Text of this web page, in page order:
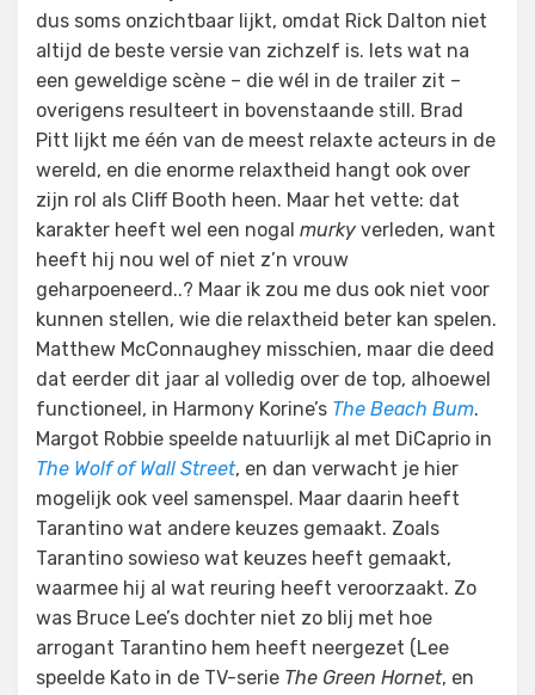
dus soms onzichtbaar lijkt, omdat Rick Dalton niet
altijd de beste versie van zichzelf is. Iets wat na
een geweldige scène – die wél in de trailer zit –
overigens resulteert in bovenstaande still. Brad
Pitt lijkt me één van de meest relaxte acteurs in de
wereld, en die enorme relaxtheid hangt ook over
zijn rol als Cliff Booth heen. Maar het vette: dat
karakter heeft wel een nogal murky verleden, want
heeft hij nou wel of niet z’n vrouw
geharpoeneerd..? Maar ik zou me dus ook niet voor
kunnen stellen, wie die relaxtheid beter kan spelen.
Matthew McConnaughey misschien, maar die deed
dat eerder dit jaar al volledig over de top, alhoewel
functioneel, in Harmony Korine’s The Beach Bum.
Margot Robbie speelde natuurlijk al met DiCaprio in
The Wolf of Wall Street, en dan verwacht je hier
mogelijk ook veel samenspel. Maar daarin heeft
Tarantino wat andere keuzes gemaakt. Zoals
Tarantino sowieso wat keuzes heeft gemaakt,
waarmee hij al wat reuring heeft veroorzaakt. Zo
was Bruce Lee’s dochter niet zo blij met hoe
arrogant Tarantino hem heeft neergezet (Lee
speelde Kato in de TV-serie The Green Hornet, en